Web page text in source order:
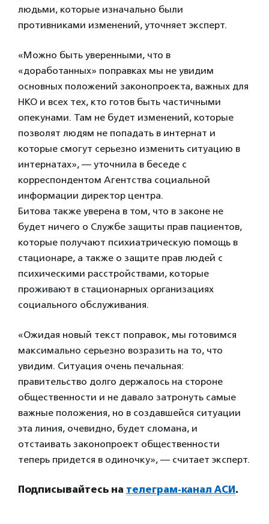
людьми, которые изначально были
противниками изменений, уточняет эксперт.
«Можно быть уверенными, что в
«доработанных» поправках мы не увидим
основных положений законопроекта, важных для
НКО и всех тех, кто готов быть частичными
опекунами. Там не будет изменений, которые
позволят людям не попадать в интернат и
которые смогут серьезно изменить ситуацию в
интернатах», — уточнила в беседе с
корреспондентом Агентства социальной
информации директор центра.
Битова также уверена в том, что в законе не
будет ничего о Службе защиты прав пациентов,
которые получают психиатрическую помощь в
стационаре, а также о защите прав людей с
психическими расстройствами, которые
проживают в стационарных организациях
социального обслуживания.
«Ожидая новый текст поправок, мы готовимся
максимально серьезно возразить на то, что
увидим. Ситуация очень печальная:
правительство долго держалось на стороне
общественности и не давало затронуть самые
важные положения, но в создавшейся ситуации
эта линия, очевидно, будет сломана, и
отстаивать законопроект общественности
теперь придется в одиночку», — считает эксперт.
Подписывайтесь на телеграм-канал АСИ.